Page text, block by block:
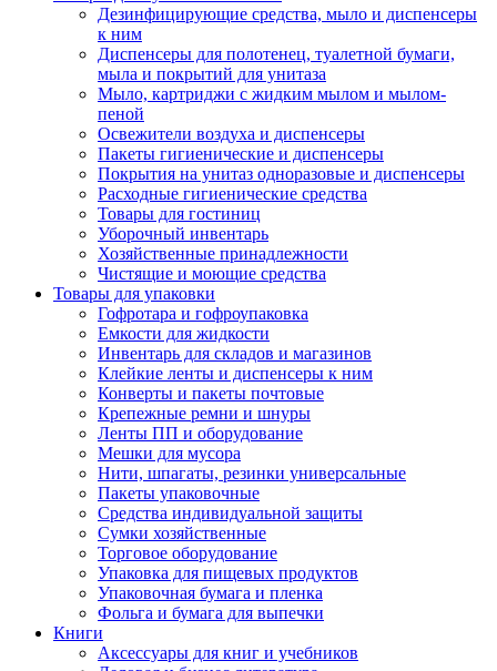
Дезинфицирующие средства, мыло и диспенсеры
к ним
Диспенсеры для полотенец, туалетной бумаги,
мыла и покрытий для унитаза
Мыло, картриджи с жидким мылом и мылом-
пеной
Освежители воздуха и диспенсеры
Пакеты гигиенические и диспенсеры
Покрытия на унитаз одноразовые и диспенсеры
Расходные гигиенические средства
Товары для гостиниц
Уборочный инвентарь
Хозяйственные принадлежности
Чистящие и моющие средства
Товары для упаковки
Гофротара и гофроупаковка
Емкости для жидкости
Инвентарь для складов и магазинов
Клейкие ленты и диспенсеры к ним
Конверты и пакеты почтовые
Крепежные ремни и шнуры
Ленты ПП и оборудование
Мешки для мусора
Нити, шпагаты, резинки универсальные
Пакеты упаковочные
Средства индивидуальной защиты
Сумки хозяйственные
Торговое оборудование
Упаковка для пищевых продуктов
Упаковочная бумага и пленка
Фольга и бумага для выпечки
Книги
Аксессуары для книг и учебников